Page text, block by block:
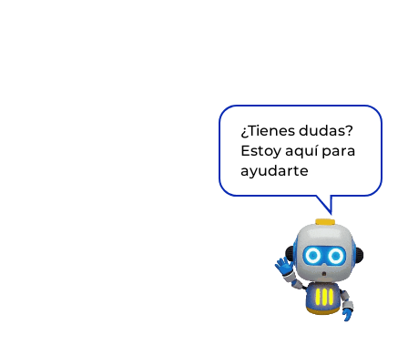
¿Tienes dudas?
Estoy aquí para
ayudarte